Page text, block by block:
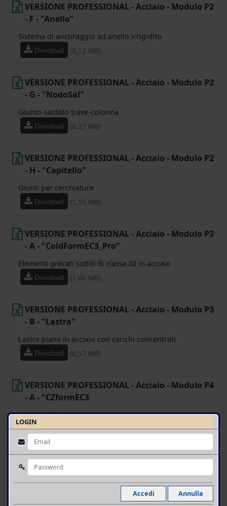
VERSIONE PROFESSIONAL - Acciaio - Modulo P2
- F - "Anello"
Sistema di ancoraggio ad anello irrigidito
Download (0,12 MB)
VERSIONE PROFESSIONAL - Acciaio - Modulo P2
- G - "NodoSal"
Giunto saldato trave-colonna
Download (0,27 MB)
VERSIONE PROFESSIONAL - Acciaio - Modulo P2
- H - "Capitello"
Giunti per cerchiature
Download (1,55 MB)
VERSIONE PROFESSIONAL - Acciaio - Modulo P3
- A - "ColdFormEC3_Pro"
Elementi grecati sottili di classe III in acciaio
Download (1,66 MB)
VERSIONE PROFESSIONAL - Acciaio - Modulo P3
- B - "Lastra"
Lastre piane in acciaio con carichi concentrati
Download (0,57 MB)
VERSIONE PROFESSIONAL - Acciaio - Modulo P4
- A - "CZformEC3
Calcolo di sezioni a "c" e "z"
Download (1,09 MB)
VERSIONE PROFESSIONAL - Acciaio - Modulo P4
- B - "OmegaFormEC3_Pro"
Profili Omega in acciaio piegati a freddo in flessione
LOGIN